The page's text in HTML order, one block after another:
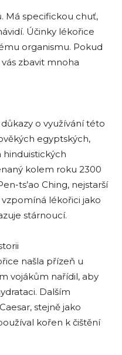
Má specifickou chuť,
Účinky lékořice
organismu. Pokud
zbavit mnoha
o využívání této
egyptských,
hinduistických
kolem roku 2300
ts’ao Ching, nejstarší
lékořici jako
stárnoucí.
našla přízeň u
vojákům nařídil, aby
Dalším
stejně jako
kořen k čištění